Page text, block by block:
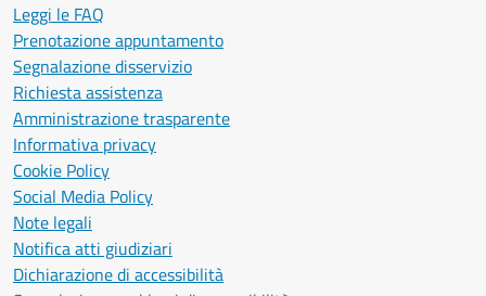
Leggi le FAQ
Prenotazione appuntamento
Segnalazione disservizio
Richiesta assistenza
Amministrazione trasparente
Informativa privacy
Cookie Policy
Social Media Policy
Note legali
Notifica atti giudiziari
Dichiarazione di accessibilità